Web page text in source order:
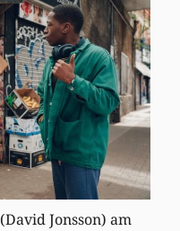
Jonsson) am